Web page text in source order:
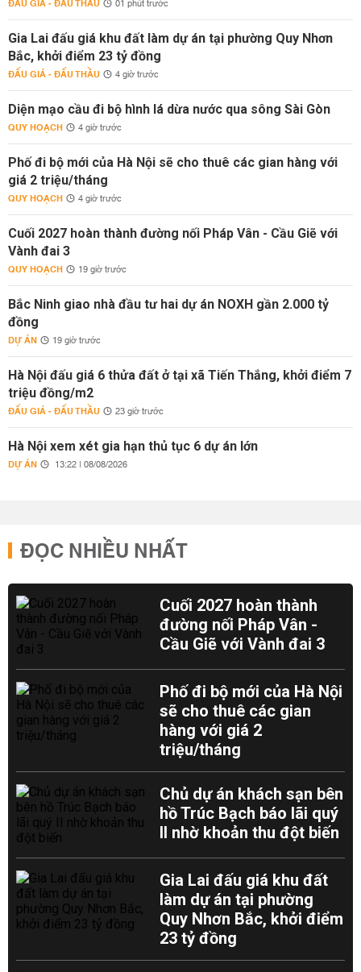
ĐẤU GIÁ - ĐẤU THẦU 01 phút trước
Gia Lai đấu giá khu đất làm dự án tại phường Quy Nhơn
Bắc, khởi điểm 23 tỷ đồng
ĐẤU GIÁ - ĐẤU THẦU 4 giờ trước
Diện mạo cầu đi bộ hình lá dừa nước qua sông Sài Gòn
QUY HOẠCH 4 giờ trước
Phố đi bộ mới của Hà Nội sẽ cho thuê các gian hàng với
giá 2 triệu/tháng
QUY HOẠCH 4 giờ trước
Cuối 2027 hoàn thành đường nối Pháp Vân - Cầu Giẽ với
Vành đai 3
QUY HOẠCH 19 giờ trước
Bắc Ninh giao nhà đầu tư hai dự án NOXH gần 2.000 tỷ
đồng
DỰ ÁN 19 giờ trước
Hà Nội đấu giá 6 thửa đất ở tại xã Tiến Thắng, khởi điểm 7
triệu đồng/m2
ĐẤU GIÁ - ĐẤU THẦU 23 giờ trước
Hà Nội xem xét gia hạn thủ tục 6 dự án lớn
DỰ ÁN 13:22 | 08/08/2026
ĐỌC NHIỀU NHẤT
Cuối 2027 hoàn thành
đường nối Pháp Vân -
Cầu Giẽ với Vành đai 3
Phố đi bộ mới của Hà Nội
sẽ cho thuê các gian
hàng với giá 2
triệu/tháng
Chủ dự án khách sạn bên
hồ Trúc Bạch báo lãi quý
II nhờ khoản thu đột biến
Gia Lai đấu giá khu đất
làm dự án tại phường
Quy Nhơn Bắc, khởi điểm
23 tỷ đồng